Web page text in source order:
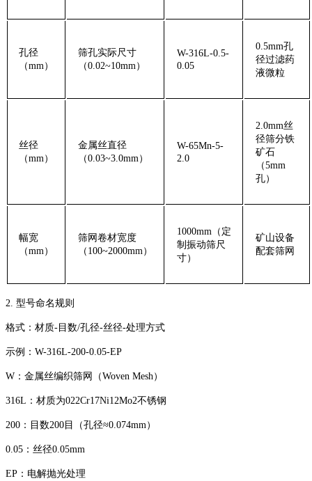
‌孔径
（mm）‌
筛孔实际尺寸
（0.02~10mm）
W-316L-0.5-
0.05
0.5mm孔
径过滤药
液微粒
‌丝径
（mm）‌
金属丝直径
（0.03~3.0mm）
W-65Mn-5-
2.0
2.0mm丝
径筛分铁
矿石
（5mm
孔）
‌幅宽
（mm）‌
筛网卷材宽度
（100~2000mm）
1000mm（定
制振动筛尺
寸）
矿山设备
配套筛网
‌2. 型号命名规则‌
‌格式‌：材质-目数/孔径-丝径-处理方式
‌示例‌：‌W-316L-200-0.05-EP‌
‌W‌：金属丝编织筛网（Woven Mesh）
‌316L‌：材质为022Cr17Ni12Mo2不锈钢
‌200‌：目数200目（孔径≈0.074mm）
‌0.05‌：丝径0.05mm
‌EP‌：电解抛光处理